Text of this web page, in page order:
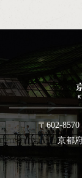
〒602-
京都